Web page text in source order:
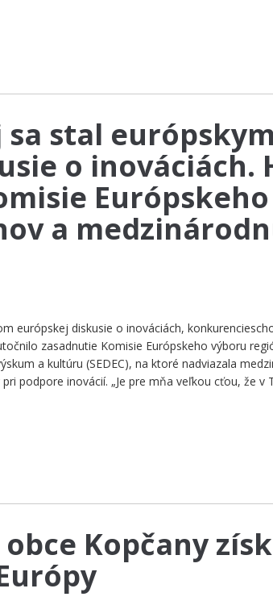
stal európskym
o inováciách.
Európskeho
a
európskej diskusie o inováciách,
zasadnutie Komisie Európskeho výboru
a kultúru (SEDEC), na ktoré nadviazala
podpore inovácií. „Je pre mňa veľkou cťou, že v
Kopčany